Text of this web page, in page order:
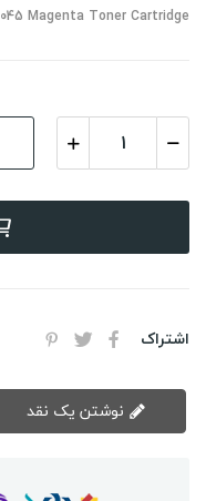
045 Magenta Toner Cartridge
اشتراک